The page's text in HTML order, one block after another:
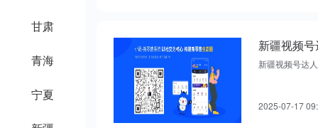
甘肃
青海
宁夏
新疆视频
新疆视频号达
2025-07-17